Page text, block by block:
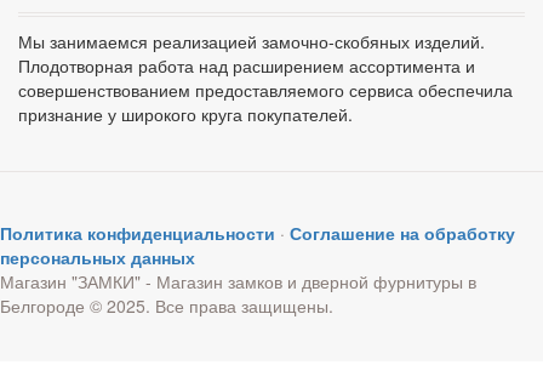
Мы занимаемся реализацией замочно-скобяных изделий.
Плодотворная работа над расширением ассортимента и
совершенствованием предоставляемого сервиса обеспечила
признание у широкого круга покупателей.
Политика конфиденциальности · Соглашение на обработку
персональных данных
Магазин "ЗАМКИ" - Магазин замков и дверной фурнитуры в
Белгороде © 2025. Все права защищены.